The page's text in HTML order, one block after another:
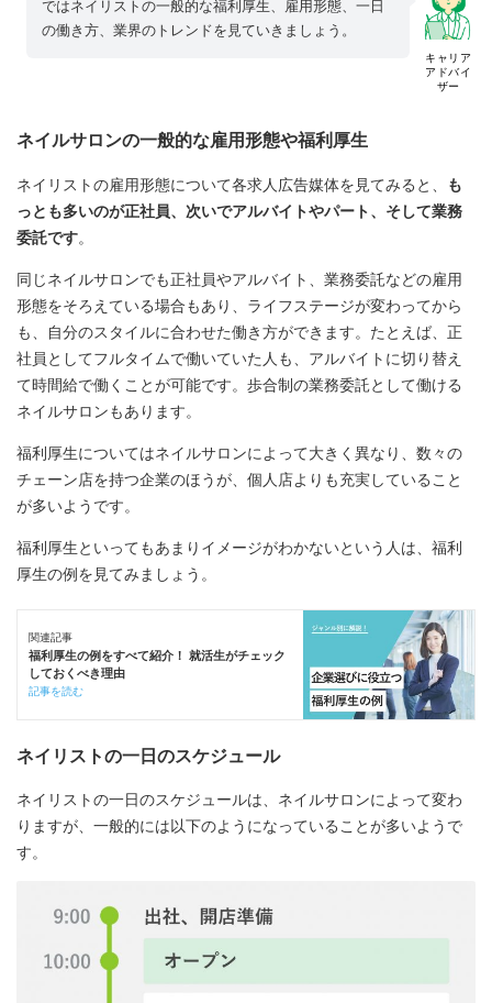
キャリア
アドバイ
ザー
ではネイリストの一般的な福利厚生、雇用形態、一日
の働き方、業界のトレンドを見ていきましょう。
ネイルサロンの一般的な雇用形態や福利厚生
ネイリストの雇用形態について各求人広告媒体を見てみると、
も
っとも多いのが正社員、次いでアルバイトやパート、そして業務
委託です。
同じネイルサロンでも正社員やアルバイト、業務委託などの雇用
形態をそろえている場合もあり、ライフステージが変わってから
も、自分のスタイルに合わせた働き方ができます。たとえば、正
社員としてフルタイムで働いていた人も、アルバイトに切り替え
て時間給で働くことが可能です。歩合制の業務委託として働ける
ネイルサロンもあります。
福利厚生についてはネイルサロンによって大きく異なり、数々の
チェーン店を持つ企業のほうが、個人店よりも充実していること
が多いようです。
福利厚生といってもあまりイメージがわかないという人は、福利
厚生の例を見てみましょう。
関連記事
福利厚生の例をすべて紹介！ 就活生がチェック
しておくべき理由
記事を読む
ネイリストの一日のスケジュール
ネイリストの一日のスケジュールは、ネイルサロンによって変わ
りますが、一般的には以下のようになっていることが多いようで
す。